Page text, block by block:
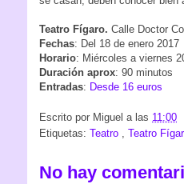
Teatro Fígaro. Calle Doctor
Fechas: Del 18 de enero 2017
Horario: Miércoles a viernes
Duración aprox: 90 minutos
Entradas: Desde 16 euros
Escrito por Miguel a las 11:00
Etiquetas: Teatro , Teatro
No hay